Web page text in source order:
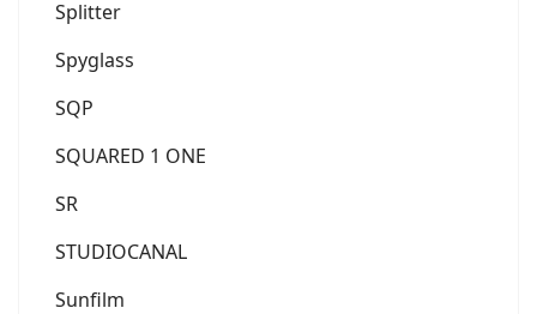
Splitter
Spyglass
SQP
SQUARED 1 ONE
SR
STUDIOCANAL
Sunfilm